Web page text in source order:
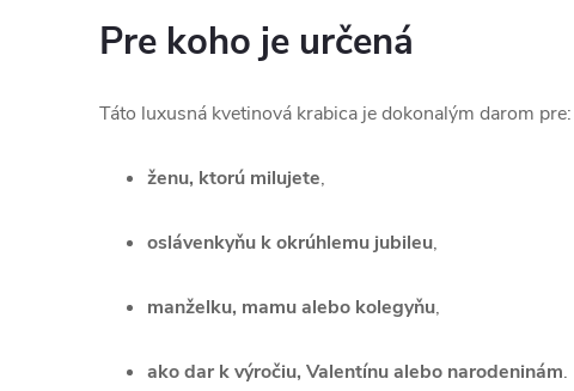
Pre koho je určená
Táto luxusná kvetinová krabica je dokonalým darom pre:
ženu, ktorú milujete,
oslávenkyňu k okrúhlemu jubileu,
manželku, mamu alebo kolegyňu,
ako dar k výročiu, Valentínu alebo narodeninám.